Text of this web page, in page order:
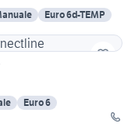
Euro 6d-TEMP
Euro 6